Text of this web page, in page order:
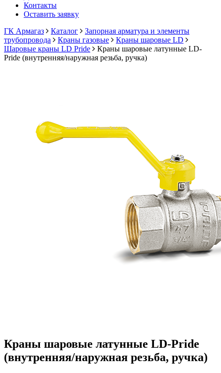
Контакты
Оставить заявку
ГК Армагаз
Каталог
Запорная арматура и элементы
трубопровода
Краны газовые
Краны шаровые LD
Шаровые краны LD Pride
Краны шаровые латунные LD-
Pride (внутренняя/наружная резьба, ручка)
Краны шаровые латунные LD-Pride
(внутренняя/наружная резьба, ручка)